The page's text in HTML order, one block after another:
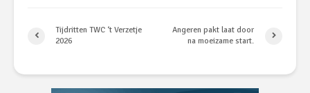
Tijdritten TWC ‘t Verzetje
2026
Angeren pakt laat door
na moeizame start.